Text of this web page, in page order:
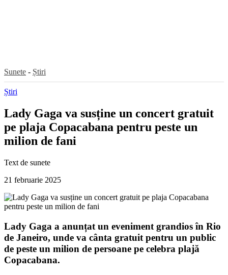
Sunete - Știri
Știri
Lady Gaga va susține un concert gratuit
pe plaja Copacabana pentru peste un
milion de fani
Text de sunete
21 februarie 2025
Lady Gaga a anunțat un eveniment grandios în Rio
de Janeiro, unde va cânta gratuit pentru un public
de peste un milion de persoane pe celebra plajă
Copacabana.